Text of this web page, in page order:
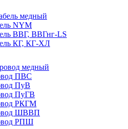
медный
NYM
ВВГ, ВВГнг-LS
КГ, КГ-ХЛ
медный
ПВС
ПуВ
ПуГВ
РКГМ
ШВВП
РПШ